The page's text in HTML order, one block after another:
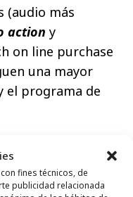
fines técnicos, de
publicidad relacionada
(audio más
action y
on line purchase
una mayor
el programa de